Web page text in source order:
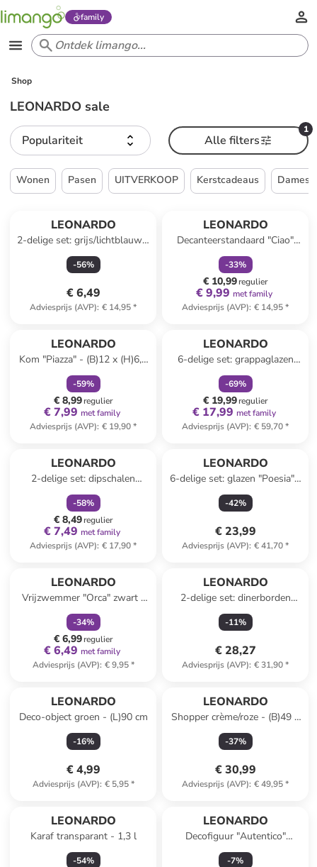
family
Shop
LEONARDO sale
Populariteit
1
Alle filters
Wonen Pasen UITVERKOOP Kerstcadeaus Dames
LEONARDO
2-delige set: grijs/lichtblauw -
355 ml
-56%
€ 6,49
Adviesprijs (AVP): € 14,95*
LEONARDO
Decanteerstandaard "Ciao"
zilverkleurig - (H)25 cm
-33%
€ 10,99regulier
€ 9,99 met family
Adviesprijs (AVP): € 14,95*
LEONARDO
Kom "Piazza" - (B)12 x (H)6,5
x (D)12 cm
-59%
€ 8,99regulier
€ 7,99 met family
Adviesprijs (AVP): € 19,90*
LEONARDO
6-delige set: grappaglazen
"Boccio" - 210 ml
-69%
€ 19,99regulier
€ 17,99 met family
Adviesprijs (AVP): € 59,70*
LEONARDO
2-delige set: dipschalen
"Matera" antraciet - Ø 8 cm
-58%
€ 8,49regulier
€ 7,49 met family
Adviesprijs (AVP): € 17,90*
LEONARDO
6-delige set: glazen "Poesia" -
460 ml
-42%
€ 23,99
Adviesprijs (AVP): € 41,70*
LEONARDO
Vrijzwemmer "Orca" zwart -
(L)15 cm
-34%
€ 6,99regulier
€ 6,49 met family
Adviesprijs (AVP): € 9,95*
LEONARDO
2-delige set: dinerborden
"Matera" beige - Ø 27 cm
-11%
€ 28,27
Adviesprijs (AVP): € 31,90*
LEONARDO
Deco-object groen - (L)90 cm
-16%
€ 4,99
Adviesprijs (AVP): € 5,95*
LEONARDO
Shopper crème/roze - (B)49 x
(H)34 x (D)17 cm
-37%
€ 30,99
Adviesprijs (AVP): € 49,95*
LEONARDO
Karaf transparant - 1,3 l
-54%
LEONARDO
Decofiguur "Autentico"
lichtbruin/rood - (H)8,5 cm
-7%